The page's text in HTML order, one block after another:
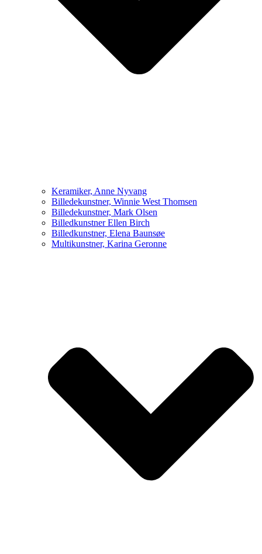
Keramiker, Anne Nyvang
Billedekunstner, Winnie West Thomsen
Billedekunstner, Mark Olsen
Billedkunstner Ellen Birch
Billedkunstner, Elena Baunsøe
Multikunstner, Karina Geronne